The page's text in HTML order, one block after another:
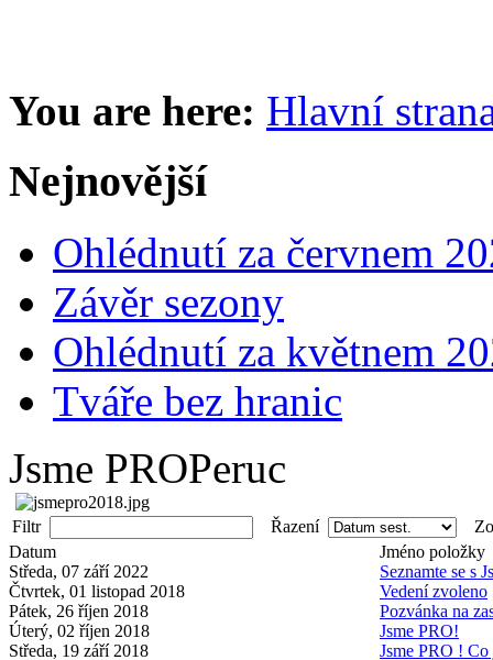
You are here: Hlavní
Nejnovější
Ohlédnutí za červnem
Závěr sezony
Ohlédnutí za květnem
Tváře bez hranic
Jsme PROPeruc
Filtr Řazení
Datum
Jméno položky
Středa, 07 září 2022
Seznamte se s
Čtvrtek, 01 listopad 2018
Vedení zvoleno
Pátek, 26 říjen 2018
Pozvánka na
Úterý, 02 říjen 2018
Jsme PRO!
Středa, 19 září 2018
Jsme PRO !